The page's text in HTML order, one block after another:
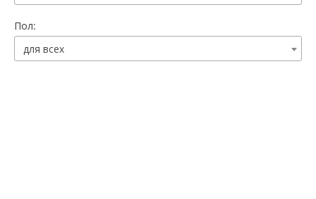
Пол:
для всех